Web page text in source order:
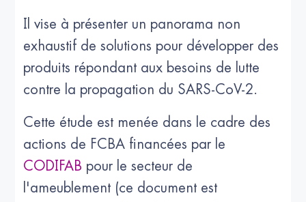
Il vise à présenter un panorama non
exhaustif de solutions pour développer des
produits répondant aux besoins de lutte
contre la propagation du SARS-CoV-2.
Cette étude est menée dans le cadre des
actions de FCBA financées par le
CODIFAB pour le secteur de
l'ameublement (ce document est